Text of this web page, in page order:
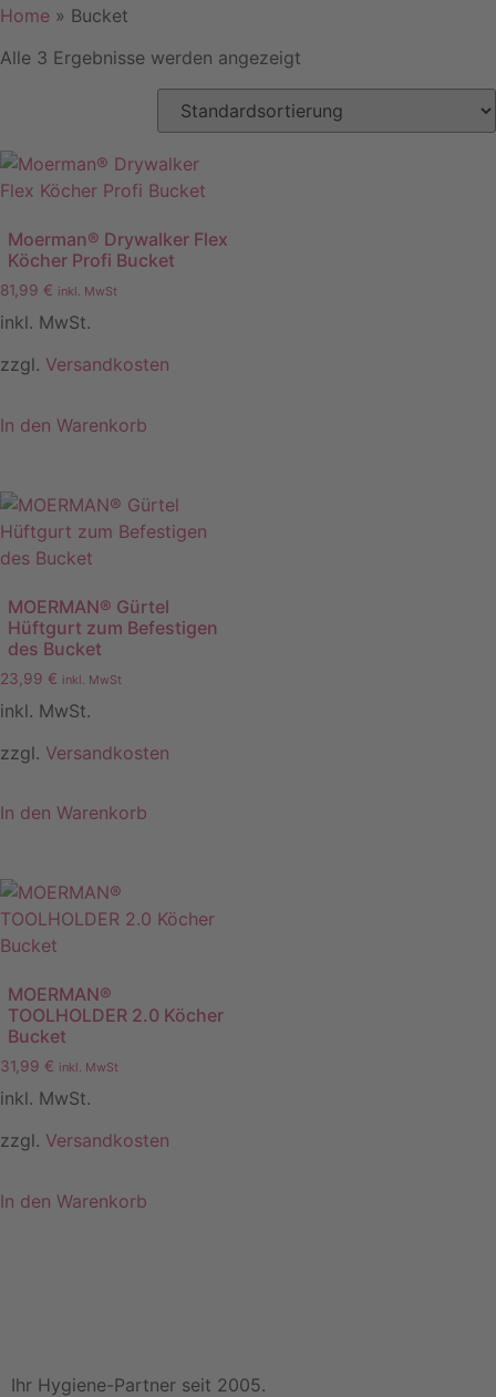
Home » Bucket
Alle 3 Ergebnisse werden angezeigt
Moerman® Drywalker Flex
Köcher Profi Bucket
81,99 € inkl. MwSt
inkl. MwSt.
zzgl. Versandkosten
In den Warenkorb
MOERMAN® Gürtel
Hüftgurt zum Befestigen
des Bucket
23,99 € inkl. MwSt
inkl. MwSt.
zzgl. Versandkosten
In den Warenkorb
MOERMAN®
TOOLHOLDER 2.0 Köcher
Bucket
31,99 € inkl. MwSt
inkl. MwSt.
zzgl. Versandkosten
In den Warenkorb
Ihr Hygiene-Partner seit 2005.